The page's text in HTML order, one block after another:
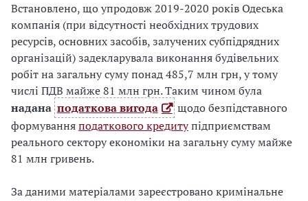
Встановлено, що упродовж 2019-2020 років Одеська
компанія (при відсутності необхідних трудових
ресурсів, основних засобів, залучених субпідрядних
організацій) задекларувала виконання будівельних
робіт на загальну суму понад 485,7 млн грн, у тому
числі ПДВ майже 81 млн грн. Таким чином була
надана податкова вигода
щодо безпідставного
формуванняподаткового кредитупідприємствам
реального сектору економіки на загальну суму майже
81 млн гривень.
За даними матеріалами зареєстровано кримінальне